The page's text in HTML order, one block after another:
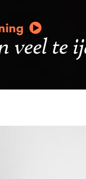
veel te